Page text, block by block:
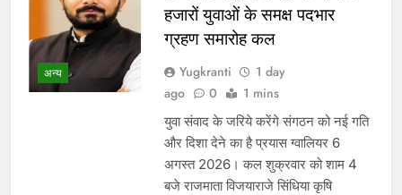
अन्य
और निर्देशों से नहीं, नालों/जल
निकासी पर कब्जे हटाने से निकलेगा
Yugkranti
2 days
ago
0 1 mins
24 घंटे में अतिक्रमण हटाने का नोटिस आज
भी कागजों में दफन, जलभराव के बाद
प्रशासन की ‘एक्शन फोटो’ पर उठे सवाल